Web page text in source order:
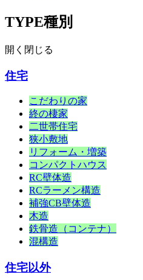
TYPE種別
開く 閉じる
住宅
こだわりの家
終の棲家
二世帯住宅
狭小敷地
リフォーム・増築
コンパクトハウス
RC壁体造
RCラーメン構造
補強CB壁体造
木造
鉄骨造（コンテナ）
混構造
住宅以外